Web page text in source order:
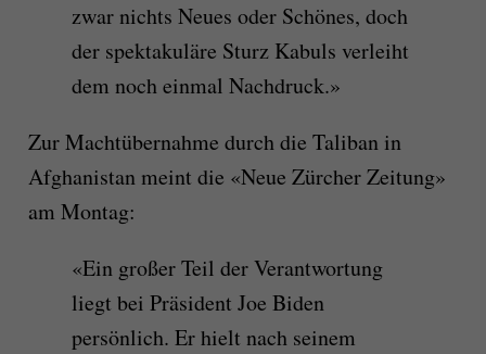
zwar nichts Neues oder Schönes, doch
der spektakuläre Sturz Kabuls verleiht
dem noch einmal Nachdruck.»
Zur Machtübernahme durch die Taliban in
Afghanistan meint die «Neue Zürcher Zeitung»
am Montag:
«Ein großer Teil der Verantwortung
liegt bei Präsident Joe Biden
persönlich. Er hielt nach seinem